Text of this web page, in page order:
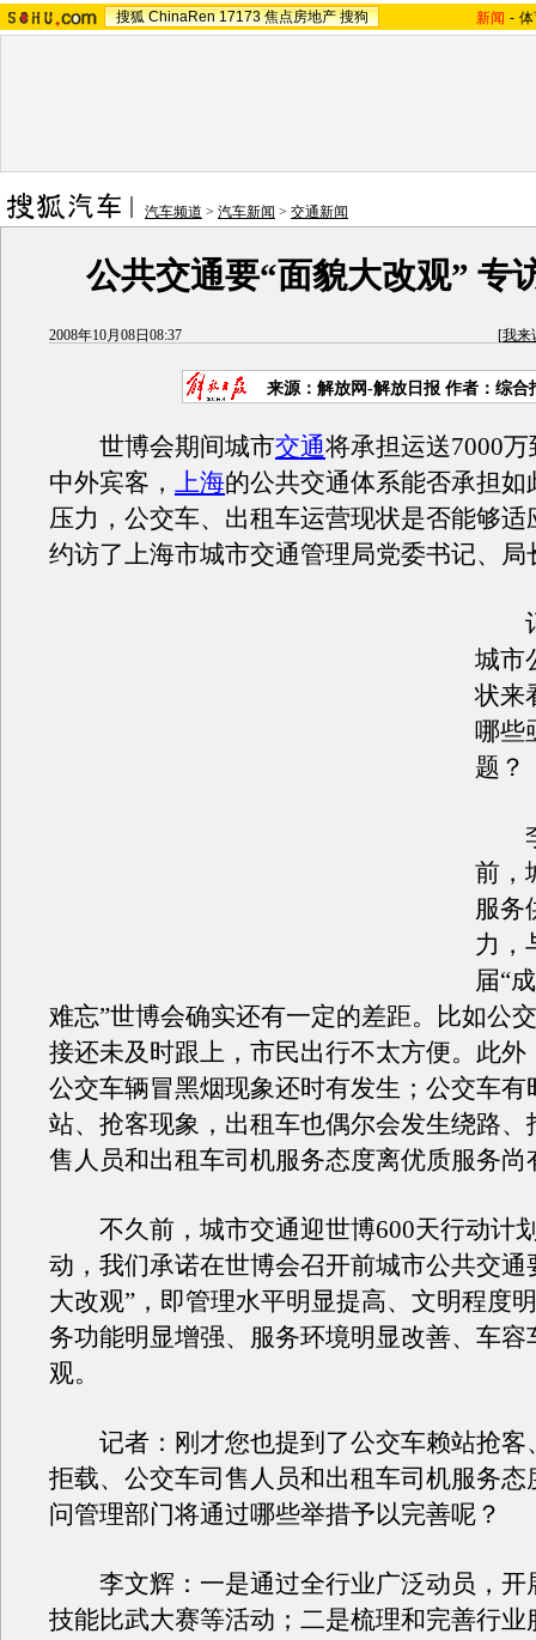
搜狐 ChinaRen 17173 焦点房地产 搜狗 新闻 -
汽车频道 > 汽车新闻 > 交通新闻
公共交通要“面貌大改观” 专
2008年10月08日08:37 [我来
来源：解放网-解放日报 作者：综合
世博会期间城市交通将承担运送7000
中外宾客， 上海的公共交通体系能否承担如
压力，公交车、出租车运营现状是否能够适
约访了上海市城市交通管理局党委书记、局
记
城市
状来
哪些
题？
李
前，
服务
力，
届“
难忘”世博会确实还有一定的差距。比如公
接还未及时跟上，市民出行不太方便。此外
公交车辆冒黑烟现象还时有发生；公交车有
站、抢客现象，出租车也偶尔会发生绕路、
售人员和出租车司机服务态度离优质服务尚
不久前，城市交通迎世博600天行动计
动，我们承诺在世博会召开前城市公共交通
大改观”，即管理水平明显提高、文明程度
务功能明显增强、服务环境明显改善、车容
观。
记者：刚才您也提到了公交车赖站抢客
拒载、公交车司售人员和出租车司机服务态
问管理部门将通过哪些举措予以完善呢？
李文辉：一是通过全行业广泛动员，开
技能比武大赛等活动；二是梳理和完善行业